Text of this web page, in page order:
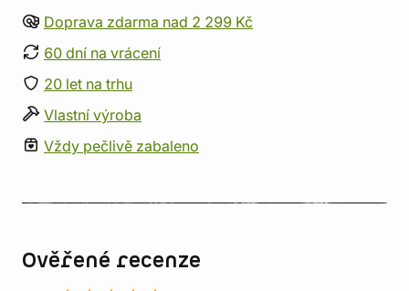
Doprava zdarma nad 2 299 Kč
60 dní na vrácení
20 let na trhu
Vlastní výroba
Vždy pečlivě zabaleno
Ověřené recenze